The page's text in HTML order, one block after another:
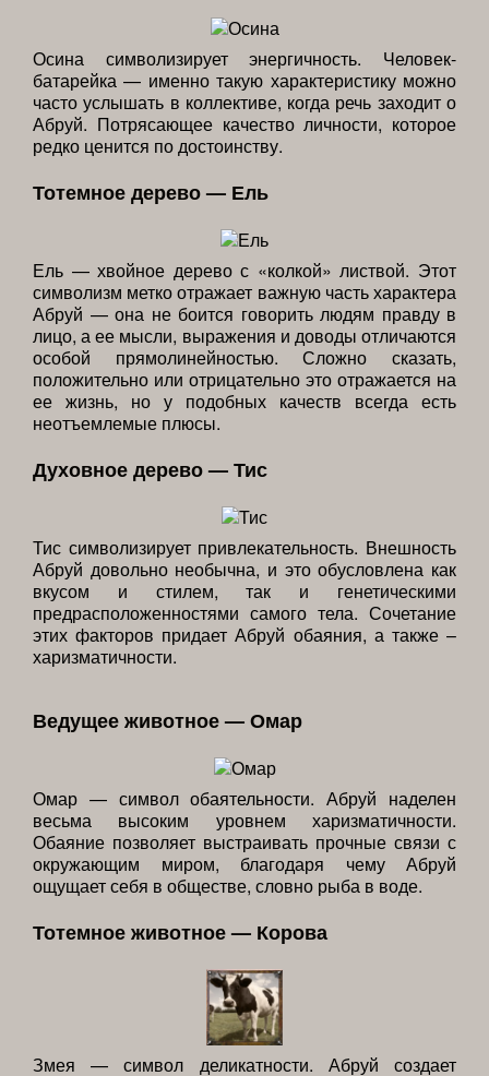
Осина символизирует энергичность. Человек-
батарейка — именно такую характеристику можно
часто услышать в коллективе, когда речь заходит о
Абруй. Потрясающее качество личности, которое
редко ценится по достоинству.
Тотемное дерево — Ель
Ель — хвойное дерево с «колкой» листвой. Этот
символизм метко отражает важную часть характера
Абруй — она не боится говорить людям правду в
лицо, а ее мысли, выражения и доводы отличаются
особой прямолинейностью. Сложно сказать,
положительно или отрицательно это отражается на
ее жизнь, но у подобных качеств всегда есть
неотъемлемые плюсы.
Духовное дерево — Тис
Тис символизирует привлекательность. Внешность
Абруй довольно необычна, и это обусловлена как
вкусом и стилем, так и генетическими
предрасположенностями самого тела. Сочетание
этих факторов придает Абруй обаяния, а также –
харизматичности.
Ведущее животное — Омар
Омар — символ обаятельности. Абруй наделен
весьма высоким уровнем харизматичности.
Обаяние позволяет выстраивать прочные связи с
окружающим миром, благодаря чему Абруй
ощущает себя в обществе, словно рыба в воде.
Тотемное животное — Корова
Змея — символ деликатности. Абруй создает